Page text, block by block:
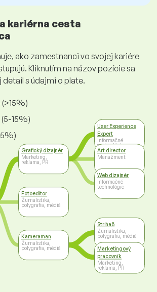
kariérna cesta
ako zamestnanci vo svojej kariére
Kliknutím na názov pozície sa
s údajmi o plate.
15%)
Grafický dizajnér
Marketing,
reklama, PR
Fotoeditor
Žurnalistika,
polygrafia, médiá
Kameraman
Žurnalistika,
polygrafia, médiá
User Experience
Expert
Informačné
technológie
Art director
Manažment
Web dizajnér
Informačné
technológie
Strihač
Žurnalistika,
polygrafia, médiá
Marketingový
pracovník
Marketing,
reklama, PR